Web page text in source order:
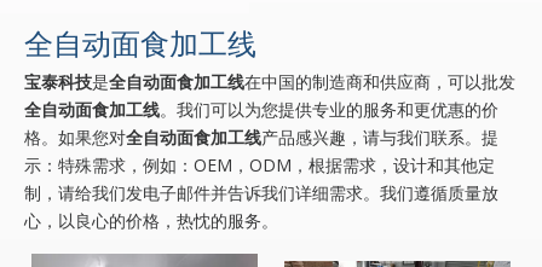
全自动面食加工线
宝泰科技是全自动面食加工线在中国的制造商和供应商，可以批发
全自动面食加工线。我们可以为您提供专业的服务和更优惠的价
格。如果您对全自动面食加工线产品感兴趣，请与我们联系。提
示：特殊需求，例如：OEM，ODM，根据需求，设计和其他定
制，请给我们发电子邮件并告诉我们详细需求。我们遵循质量放
心，以良心的价格，热忱的服务。